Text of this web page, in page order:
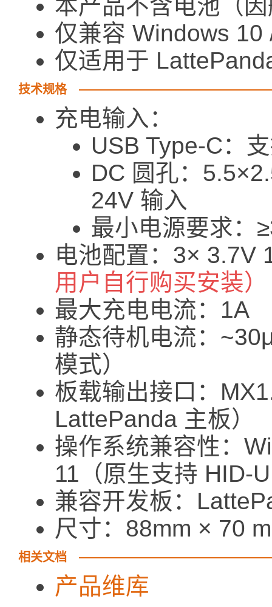
本产品不含电池（
仅兼容 Windows
仅适用于
技术规格
充电输入：
USB Type-C：
DC 圆孔：
24V 输入
最小电源要求：
电池配置：3× 3.7V
用户自行购买安装）
最大充电电流：1A
静态待机电流：
模式）
板载输出接口：
LattePanda 主板）
操作系统兼容性：
11（原生支持 HID-
兼容开发板：
尺寸：88mm × 70
相关文档
产品维库